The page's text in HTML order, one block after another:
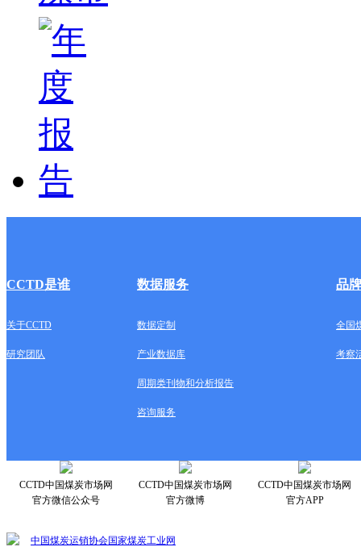
CCTD是谁 数据服务 品
关于CCTD 数据定制 全国
研究团队 产业数据库 考察
周期类刊物和分析报告
咨询服务
CCTD中国煤炭市场网
官方微信公众号
CCTD中国煤炭市场网
官方微博
CCTD中国煤炭市场网
官方APP
中国煤炭运销协会国家煤炭工业网